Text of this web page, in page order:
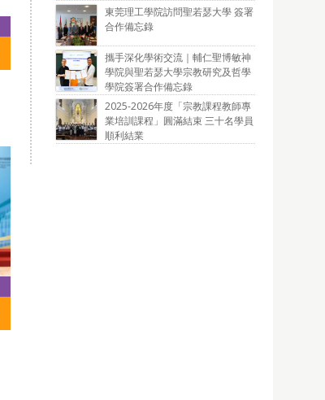
東莞理工學院訪問聖若瑟大學 簽署
合作備忘錄
攜手深化學術交流｜輔仁聖博敏神
學院與聖若瑟大學宗教研究及哲學
學院簽署合作備忘錄
2025-2026年度「宗教課程教師專
業培訓課程」圓滿結束 三十名學員
順利結業